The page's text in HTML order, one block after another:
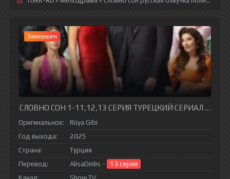
Завершен
СЛОВНО СОН 1-11,12,13 СЕРИЯ ТУРЕЦКИЙ СЕРИАЛ НА
Оригинальное:
Rüya Gibi
Год выхода:
2025
Страна:
Турция
Перевод:
AlisaDirilis -
13 серия